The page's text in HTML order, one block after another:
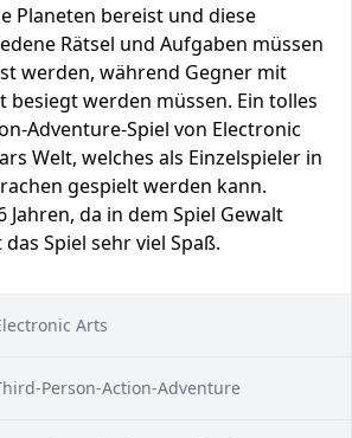
Planeten bereist und diese
Rätsel und Aufgaben müssen
werden, während Gegner mit
besiegt werden müssen. Ein tolles
Adventure-Spiel von Electronic
Welt, welches als Einzelspieler in
gespielt werden kann.
Jahren, da in dem Spiel Gewalt
Spiel sehr viel Spaß.
Arts
Person-Action-Adventure